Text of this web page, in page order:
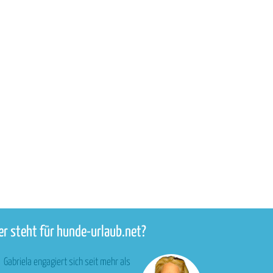
steht für hunde-urlaub.net?
Gabriela engagiert sich seit mehr als